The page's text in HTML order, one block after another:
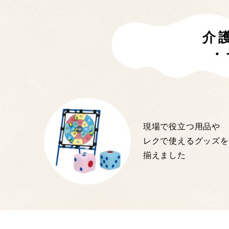
介
現場で役立つ用品や
レクで使えるグッズを
揃えました